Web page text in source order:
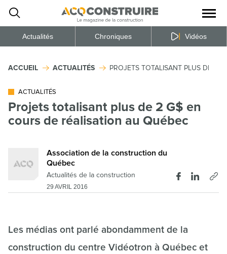
la
du
Actualités Chroniques Vidéos
ACCUEIL ACTUALITÉS PROJETS TOTALISANT PLUS DE 2
ACTUALITÉS
Projets totalisant plus de 2 G$ en
cours de réalisation au Québec
Association de la construction du
Québec
Actualités de la construction
29 AVRIL 2016
Les médias ont parlé abondamment de la
construction du centre Vidéotron à Québec et